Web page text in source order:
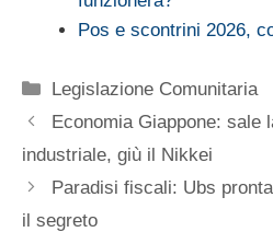
Pos e scontrini 2026,
Categorie
Legislazione Comunitaria
Economia Giappone: sale
industriale, giù il Nikkei
Paradisi fiscali: Ubs
il segreto